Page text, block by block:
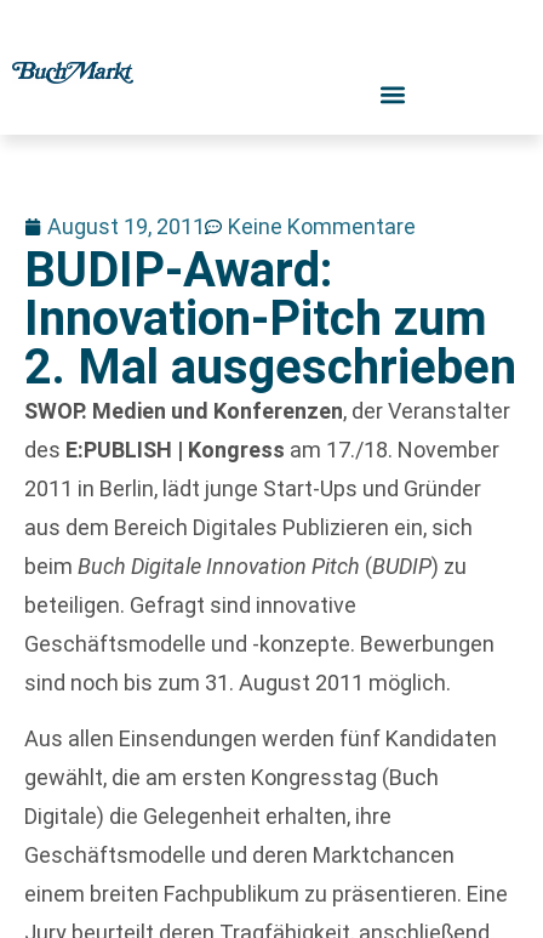
August 19, 2011 Keine Kommentare
BUDIP-Award:
Innovation-Pitch zum
2. Mal ausgeschrieben
SWOP. Medien und Konferenzen, der Veranstalter
des E:PUBLISH | Kongress am 17./18. November
2011 in Berlin, lädt junge Start-Ups und Gründer
aus dem Bereich Digitales Publizieren ein, sich
beim Buch Digitale Innovation Pitch (BUDIP) zu
beteiligen. Gefragt sind innovative
Geschäftsmodelle und -konzepte. Bewerbungen
sind noch bis zum 31. August 2011 möglich.
Aus allen Einsendungen werden fünf Kandidaten
gewählt, die am ersten Kongresstag (Buch
Digitale) die Gelegenheit erhalten, ihre
Geschäftsmodelle und deren Marktchancen
einem breiten Fachpublikum zu präsentieren. Eine